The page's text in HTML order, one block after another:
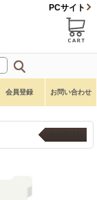
PCサイト
会員登録 お問い合わせ